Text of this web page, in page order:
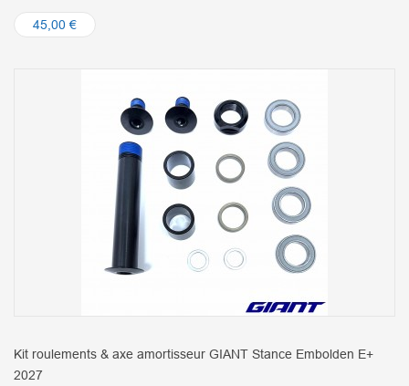
45,00 €
Kit roulements & axe amortisseur GIANT Stance Embolden E+
2027